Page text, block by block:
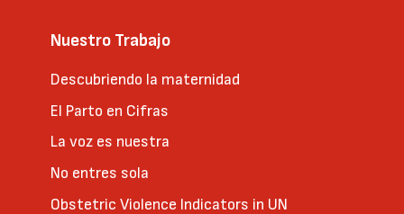
Nuestro Trabajo
Descubriendo la maternidad
El Parto en Cifras
La voz es nuestra
No entres sola
Obstetric Violence Indicators in UN